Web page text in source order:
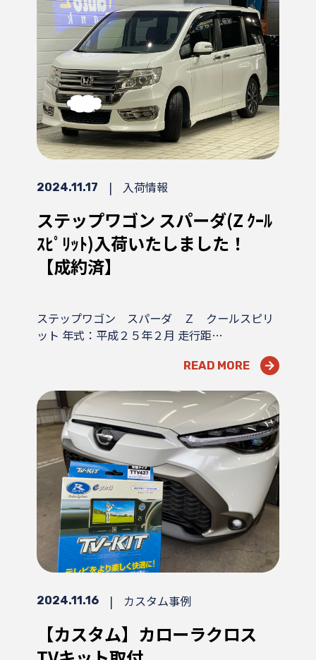
2024.11.17 | 入荷情報
ステップワゴン スパーダ(Z ｸｰﾙ
ｽﾋﾟﾘｯﾄ)入荷いたしました！
【成約済】
ステップワゴン スパーダ Ｚ クールスピリ
ット 年式：平成２５年２月 走行距…
READ MORE
2024.11.16 | カスタム事例
【カスタム】カローラクロス